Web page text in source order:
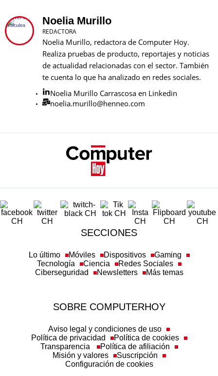
Noelia Murillo
REDACTORA
Noelia Murillo, redactora de Computer Hoy.
Realiza pruebas de producto, reportajes y noticias
de actualidad relacionadas con el sector. También
te cuenta lo que ha analizado en redes sociales.
Noelia Murillo Carrascosa en Linkedin
noelia.murillo@henneo.com
SECCIONES
Móviles Dispositivos
Aviso legal y condiciones de uso
Misión y valores
Suscripción
Configuración de cookies